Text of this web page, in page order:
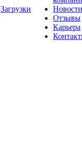
Загрузки
Новости
Отзывы
Карьера